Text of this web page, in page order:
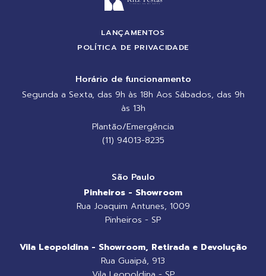
LANÇAMENTOS
POLÍTICA DE PRIVACIDADE
Horário de funcionamento
Segunda a Sexta, das 9h às 18h Aos Sábados, das 9h
às 13h
Plantão/Emergência
(11) 94013-8235
São Paulo
Pinheiros - Showroom
Rua Joaquim Antunes, 1009
Pinheiros - SP
Vila Leopoldina - Showroom, Retirada e Devolução
Rua Guaipá, 913